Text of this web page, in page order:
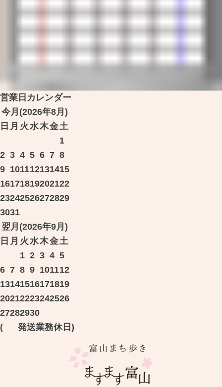
営業日カレンダー
今月(2026年8月)
日 月 火 水木金 土
1
2 3 4 5 6 7 8
9 101112131415
16171819202122
23242526272829
3031
翌月(2026年9月)
日 月 火 水木金 土
1 2 3 4 5
6 7 8 9 101112
13141516171819
20212223242526
27282930
(
発送業務休日)